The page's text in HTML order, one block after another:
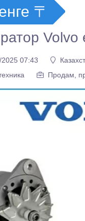
〒
2025 07:43
Продам,